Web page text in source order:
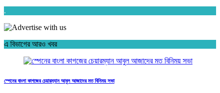
.
এ বিভাগের আরও খবর
স্পেনের বাংলা কাগজের চেয়ারম্যান আবুল আজাদের মত বিনিময় সভা